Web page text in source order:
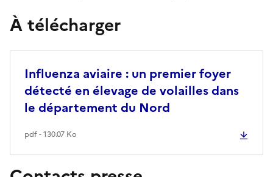
À télécharger
Influenza aviaire : un premier foyer
détecté en élevage de volailles dans
le département du Nord
pdf - 130.07 Ko